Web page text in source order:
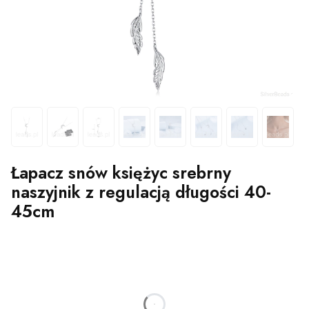
Łapacz snów księżyc srebrny
naszyjnik z regulacją długości 40-
45cm
godzin